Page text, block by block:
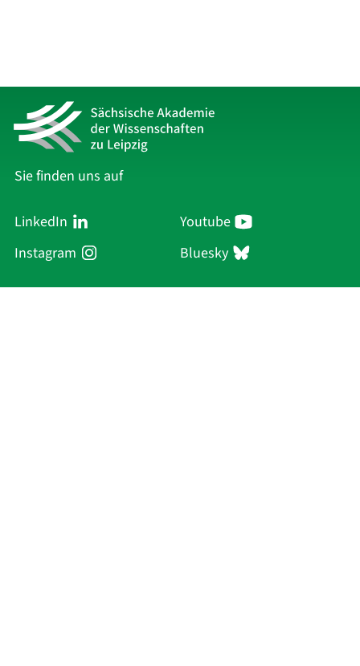
Sie finden uns auf
LinkedIn
Youtube
Instagram
Bluesky